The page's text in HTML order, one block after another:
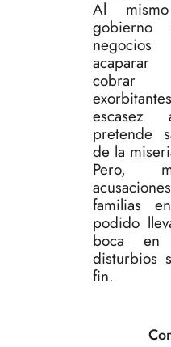
Al
escasez
pretende
de la
Pero,
familias
podido
boca
disturbios
fin.